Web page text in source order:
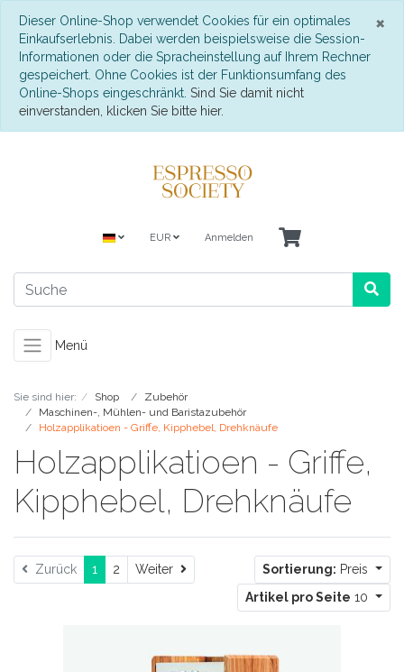
×
Dieser Online-Shop verwendet Cookies für ein optimales
Einkaufserlebnis. Dabei werden beispielsweise die Session-
Informationen oder die Spracheinstellung auf Ihrem Rechner
gespeichert. Ohne Cookies ist der Funktionsumfang des
Online-Shops eingeschränkt. Sind Sie damit nicht
einverstanden, klicken Sie bitte hier.
EUR Anmelden
Menü
Sie sind hier: Shop
Zubehör
Maschinen-, Mühlen- und Baristazubehör
Holzapplikatioen - Griffe, Kipphebel, Drehknäufe
Holzapplikatioen - Griffe,
Kipphebel, Drehknäufe
Zurück 1 2 Weiter Weiter Sortierung: Preis
Artikel pro Seite 10